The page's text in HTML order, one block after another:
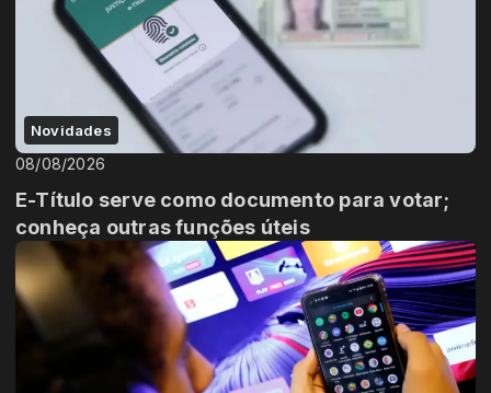
Novidades
08/08/2026
E-Título serve como documento para votar;
conheça outras funções úteis